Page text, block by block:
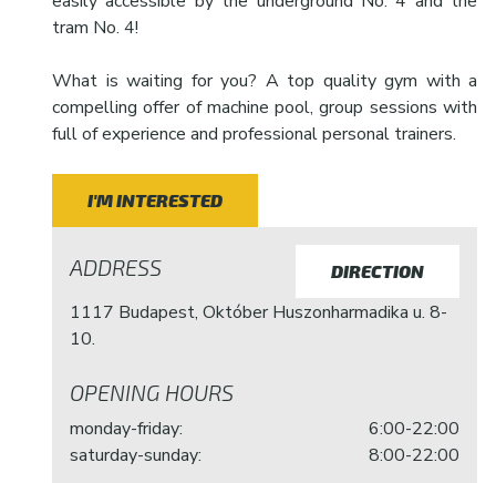
tram No. 4!
What is waiting for you? A top quality gym with a
compelling offer of machine pool, group sessions with
full of experience and professional personal trainers.
I'M INTERESTED
ADDRESS DIRECTION
1117 Budapest, Október Huszonharmadika u. 8-
10.
OPENING HOURS
monday-friday:
6:00-22:00
saturday-sunday:
8:00-22:00